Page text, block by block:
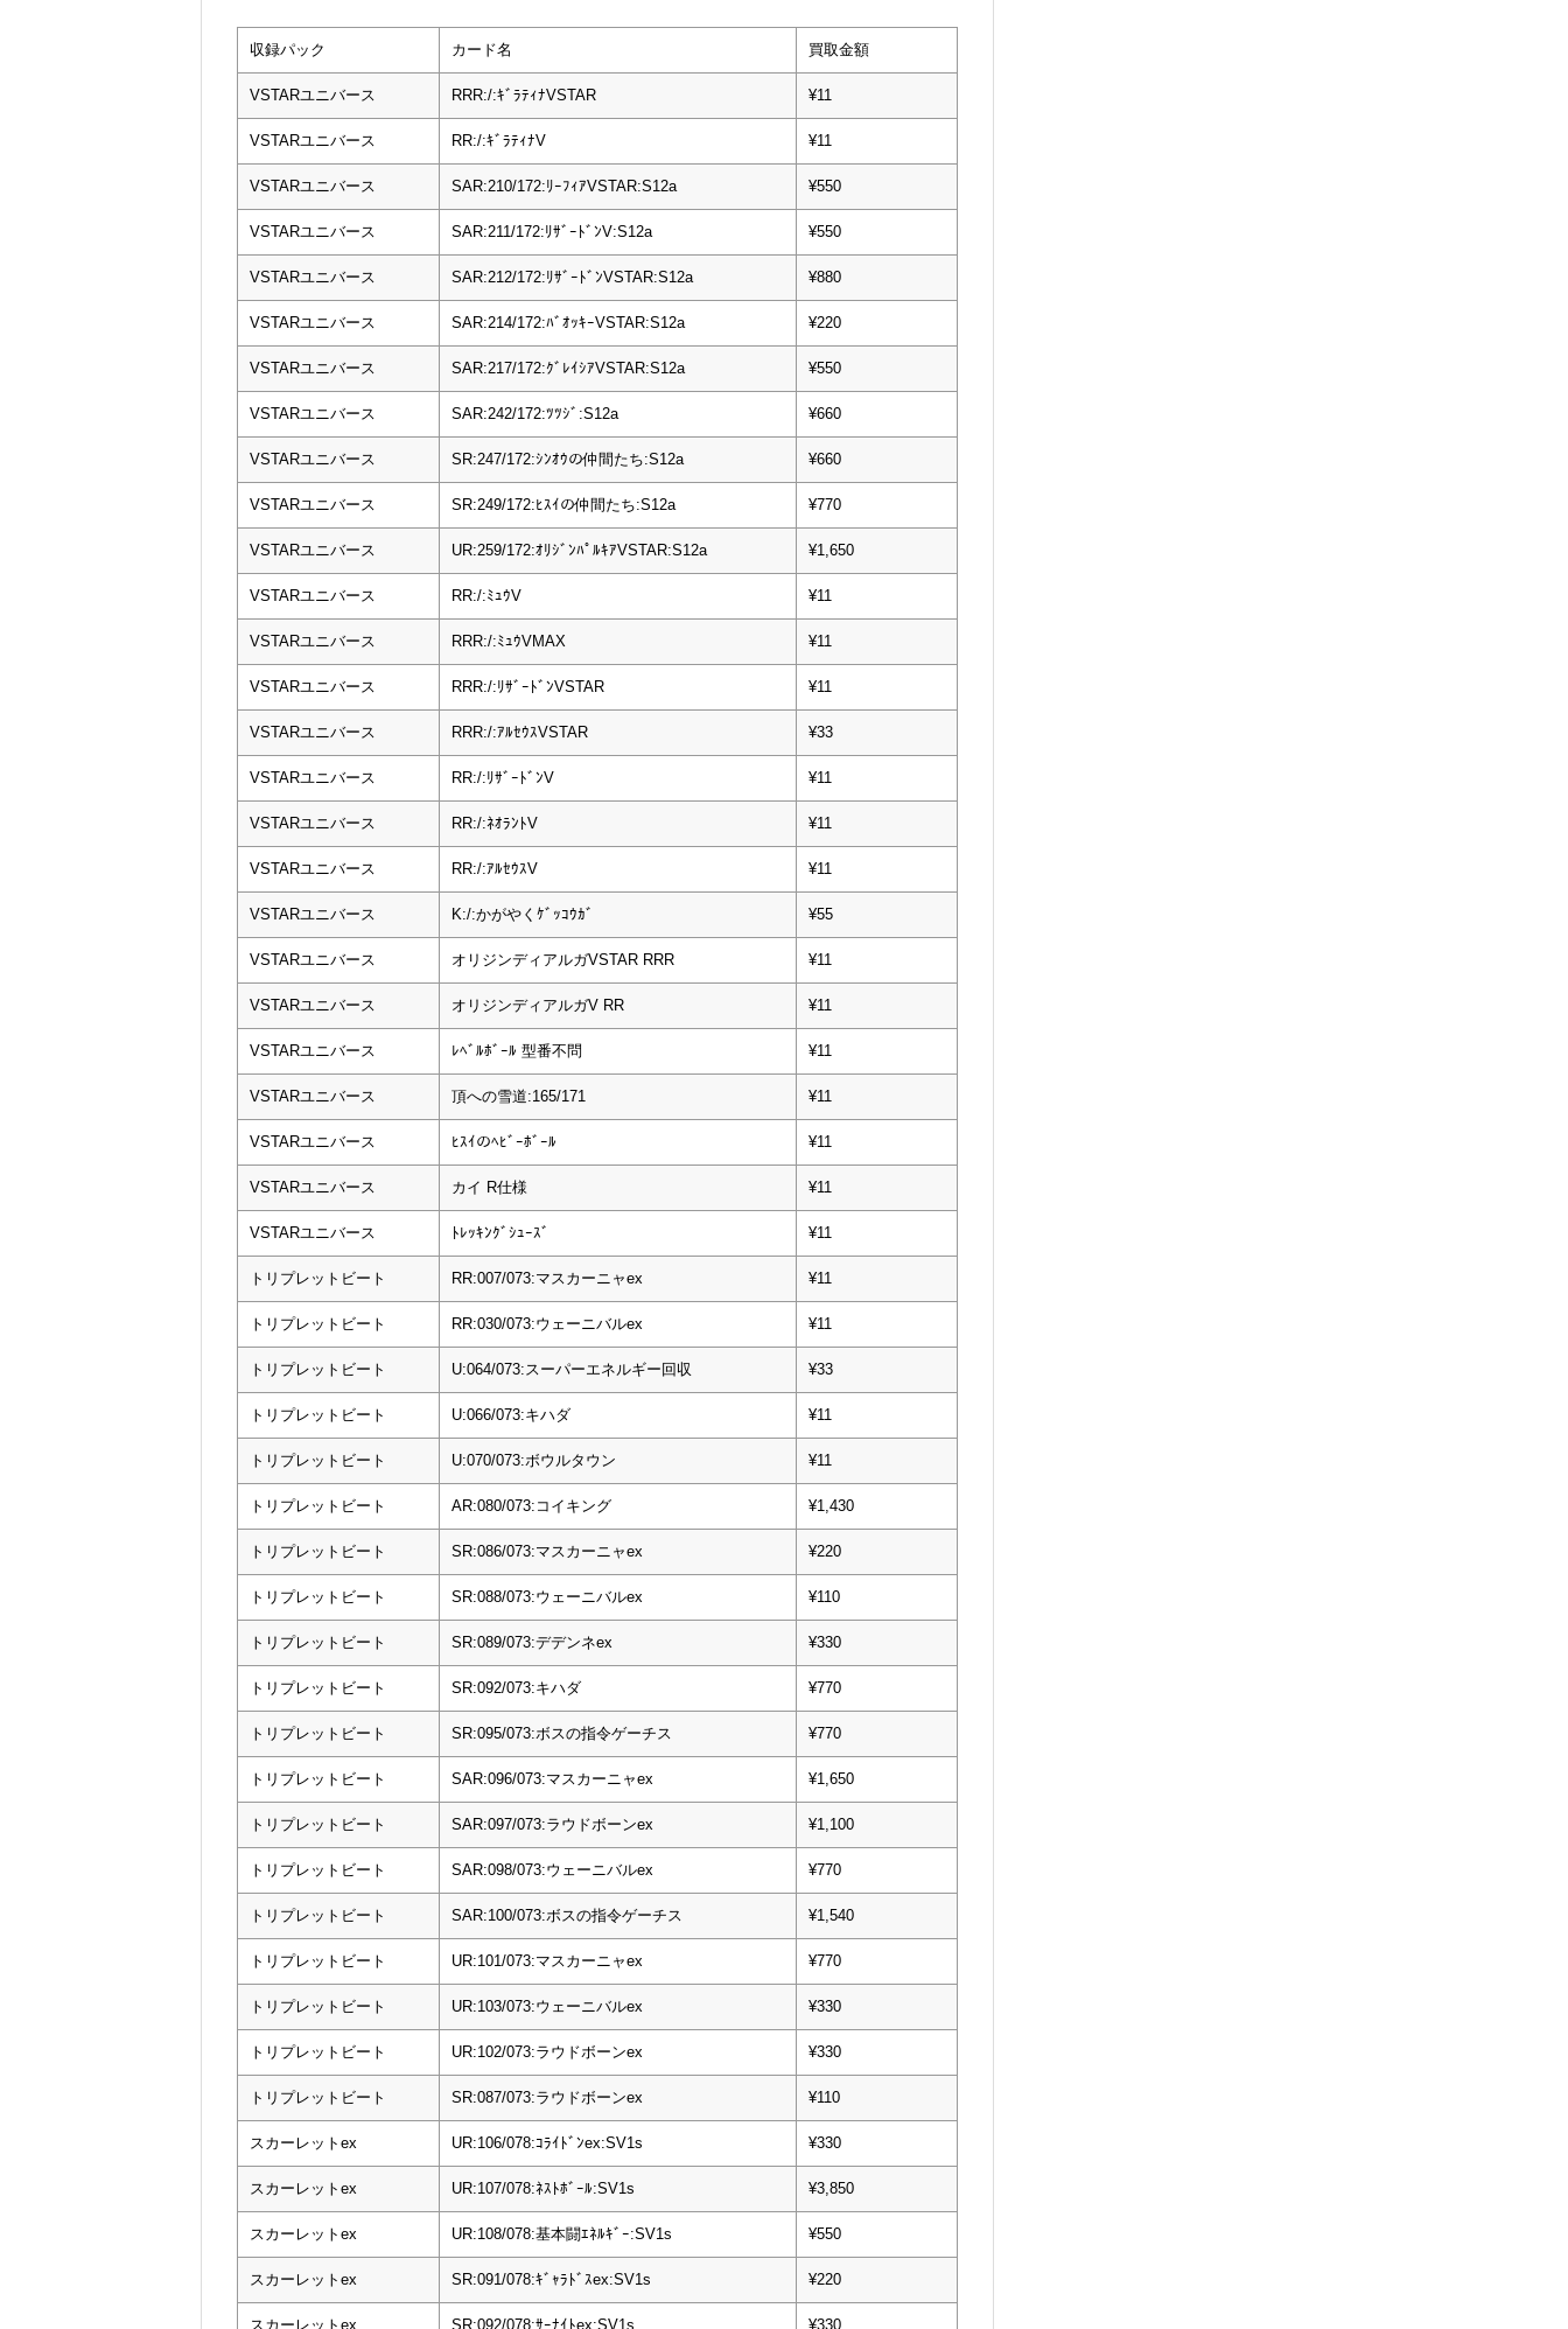
収録パック カード名 買取金額
VSTARユニバース RRR:/:ｷﾞﾗﾃｨﾅVSTAR ¥11
VSTARユニバース RR:/:ｷﾞﾗﾃｨﾅV ¥11
VSTARユニバース SAR:210/172:ﾘｰﾌｨｱVSTAR:S12a ¥550
VSTARユニバース SAR:211/172:ﾘｻﾞｰﾄﾞﾝV:S12a ¥550
VSTARユニバース SAR:212/172:ﾘｻﾞｰﾄﾞﾝVSTAR:S12a ¥880
VSTARユニバース SAR:214/172:ﾊﾞｵｯｷｰVSTAR:S12a ¥220
VSTARユニバース SAR:217/172:ｸﾞﾚｲｼｱVSTAR:S12a ¥550
VSTARユニバース SAR:242/172:ﾂﾂｼﾞ:S12a ¥660
VSTARユニバース SR:247/172:ｼﾝｵｳの仲間たち:S12a ¥660
VSTARユニバース SR:249/172:ﾋｽｲの仲間たち:S12a ¥770
VSTARユニバース UR:259/172:ｵﾘｼﾞﾝﾊﾟﾙｷｱVSTAR:S12a ¥1,650
VSTARユニバース RR:/:ﾐｭｳV ¥11
VSTARユニバース RRR:/:ﾐｭｳVMAX ¥11
VSTARユニバース RRR:/:ﾘｻﾞｰﾄﾞﾝVSTAR ¥11
VSTARユニバース RRR:/:ｱﾙｾｳｽVSTAR ¥33
VSTARユニバース RR:/:ﾘｻﾞｰﾄﾞﾝV ¥11
VSTARユニバース RR:/:ﾈｵﾗﾝﾄV ¥11
VSTARユニバース RR:/:ｱﾙｾｳｽV ¥11
VSTARユニバース K:/:かがやくｹﾞｯｺｳｶﾞ ¥55
VSTARユニバース オリジンディアルガVSTAR RRR ¥11
VSTARユニバース オリジンディアルガV RR ¥11
VSTARユニバース ﾚﾍﾞﾙﾎﾞｰﾙ 型番不問 ¥11
VSTARユニバース 頂への雪道:165/171 ¥11
VSTARユニバース ﾋｽｲのﾍﾋﾞｰﾎﾞｰﾙ ¥11
VSTARユニバース カイ R仕様 ¥11
VSTARユニバース ﾄﾚｯｷﾝｸﾞｼｭｰｽﾞ ¥11
トリプレットビート RR:007/073:マスカーニャex ¥11
トリプレットビート RR:030/073:ウェーニバルex ¥11
トリプレットビート U:064/073:スーパーエネルギー回収 ¥33
トリプレットビート U:066/073:キハダ ¥11
トリプレットビート U:070/073:ボウルタウン ¥11
トリプレットビート AR:080/073:コイキング ¥1,430
トリプレットビート SR:086/073:マスカーニャex ¥220
トリプレットビート SR:088/073:ウェーニバルex ¥110
トリプレットビート SR:089/073:デデンネex ¥330
トリプレットビート SR:092/073:キハダ ¥770
トリプレットビート SR:095/073:ボスの指令ゲーチス ¥770
トリプレットビート SAR:096/073:マスカーニャex ¥1,650
トリプレットビート SAR:097/073:ラウドボーンex ¥1,100
トリプレットビート SAR:098/073:ウェーニバルex ¥770
トリプレットビート SAR:100/073:ボスの指令ゲーチス ¥1,540
トリプレットビート UR:101/073:マスカーニャex ¥770
トリプレットビート UR:103/073:ウェーニバルex ¥330
トリプレットビート UR:102/073:ラウドボーンex ¥330
トリプレットビート SR:087/073:ラウドボーンex ¥110
スカーレットex UR:106/078:ｺﾗｲﾄﾞﾝex:SV1s ¥330
スカーレットex UR:107/078:ﾈｽﾄﾎﾞｰﾙ:SV1s ¥3,850
スカーレットex UR:108/078:基本闘ｴﾈﾙｷﾞｰ:SV1s ¥550
スカーレットex SR:091/078:ｷﾞｬﾗﾄﾞｽex:SV1s ¥220
スカーレットex SR:092/078:ｻｰﾅｲﾄex:SV1s ¥330